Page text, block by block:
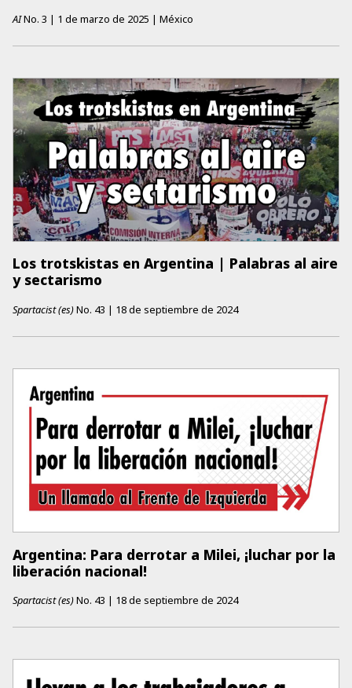
AINo. 3 | 1 de marzo de 2025 | México
Los trotskistas en Argentina | Palabras al aire
y sectarismo
Spartacist (es)No. 43 | 18 de septiembre de 2024
Argentina: Para derrotar a Milei, ¡luchar por la
liberación nacional!
Spartacist (es)No. 43 | 18 de septiembre de 2024